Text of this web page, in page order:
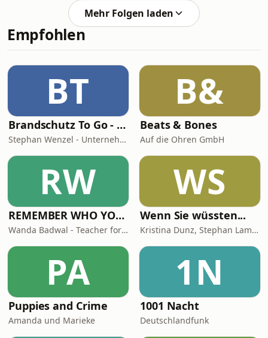
seinem Leben. Ein Krimi-Hörspiel frei
nach wahren Begebenheiten. Von
Viviane Koppelmann
www.deutschlandfunkkultur.de,
Mehr Folgen laden
Empfohlen
BT
Brandschutz To Go - News, Tipps und Anekdoten aus der Sicherheitstechnik
Stephan Wenzel - Unternehmensberatung zur DIN 14675 Zertifizierung
B&
Beats & Bones
Auf die Ohren GmbH
RW
REMEMBER WHO YOU ARE - Wanda Badwal
Wanda Badwal - Teacher for Yoga & Meditation, Author, Speaker
WS
Wenn Sie wüssten...
Kristina Dunz, Stephan Lamby und Eva Quadbeck
PA
Puppies and Crime
Amanda und Marieke
1N
1001 Nacht
Deutschlandfunk